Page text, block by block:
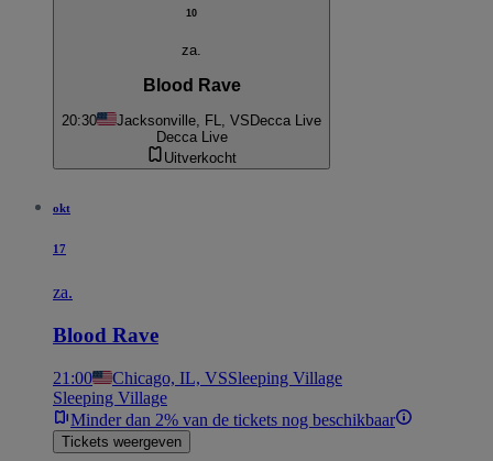
10
za.
Blood Rave
20:30 Jacksonville, FL, VS Decca Live
Decca Live
Uitverkocht
okt
17
za.
Blood Rave
21:00 Chicago, IL, VSSleeping Village
Sleeping Village
Minder dan 2% van de tickets nog beschikbaar
Tickets weergeven